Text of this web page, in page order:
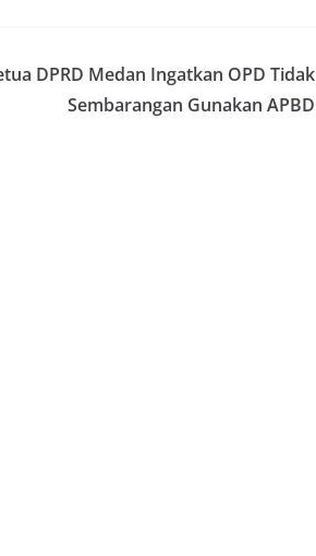
sejak
rumah-rumah
Warga‎Dalam
warga
untuk menjalin
pesan
baik oleh warga,
berbagai
dialog yang
menyapa warga,
ruang
menyampaikan
kamtibmas di
yang disampaikan
kepada
Putih secara
bentuk
menjelang
mengingatkan
DPRD Medan Ingatkan OPD Tidak
Sembarangan Gunakan APBD